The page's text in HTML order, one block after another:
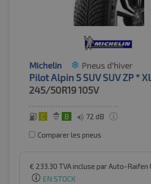
Michelin Pneus d'hiver
Pilot Alpin 5 SUV SUV ZP *
245/50R19105V
C B 72 dB
Comparer les pneus
€ 233.30 TVA incluse par Auto-Raifen
EN STOCK